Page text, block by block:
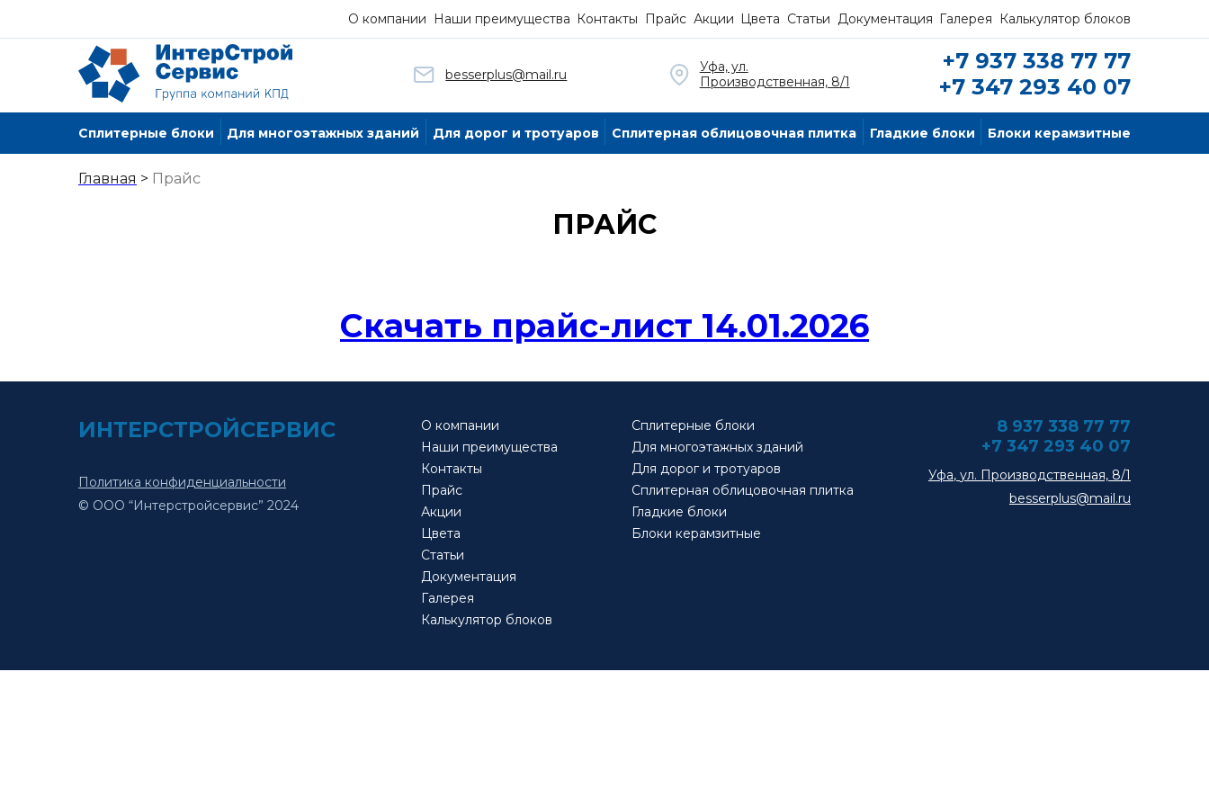
О компании Наши преимущества Контакты Прайс Акции Цвета Статьи Документация Галерея Калькулятор блоков
besserplus@mail.ru
Уфа, ул.
Производственная, 8/1
+7 937 338 77 77
+7 347 293 40 07
Сплитерные блоки Для многоэтажных зданий Для дорог и тротуаров Сплитерная облицовочная плитка Гладкие блоки Блоки керамзитные
Главная > Прайс
ПРАЙС
Скачать прайс-лиcт 14.01.2026
ИНТЕРСТРОЙСЕРВИС
Политика конфиденциальности
© ООО “Интерстройсервис” 2024
О компании
Наши преимущества
Контакты
Прайс
Акции
Цвета
Статьи
Документация
Галерея
Калькулятор блоков
Сплитерные блоки
Для многоэтажных зданий
Для дорог и тротуаров
Сплитерная облицовочная плитка
Гладкие блоки
Блоки керамзитные
8 937 338 77 77
+7 347 293 40 07
Уфа, ул. Производственная, 8/1
besserplus@mail.ru